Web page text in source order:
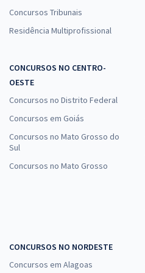
Concursos Tribunais
Residência Multiprofissional
CONCURSOS NO CENTRO-
OESTE
Concursos no Distrito Federal
Concursos em Goiás
Concursos no Mato Grosso do
Sul
Concursos no Mato Grosso
CONCURSOS NO NORDESTE
Concursos em Alagoas